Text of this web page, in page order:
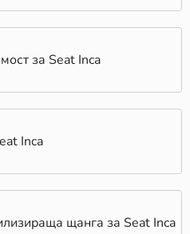
за Seat Inca
Inca
щанга за Seat Inca